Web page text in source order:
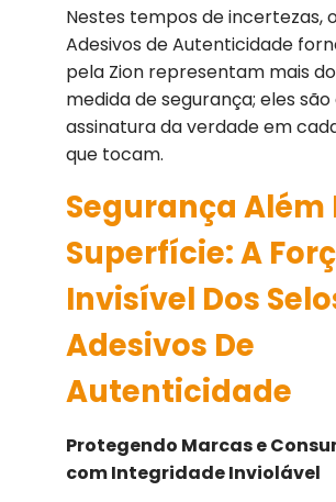
Nestes tempos de incertezas,
Adesivos de Autenticidade
pela Zion representam mais
medida de segurança; eles são
assinatura da verdade em
que tocam.
Segurança Além
Superfície: A
Invisível Dos
Adesivos De
Autenticidade
Protegendo Marcas e
com Integridade Inviolável